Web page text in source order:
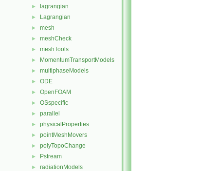
► lagrangian
► Lagrangian
► mesh
► meshCheck
► meshTools
► MomentumTransportModels
► multiphaseModels
► ODE
► OpenFOAM
► OSspecific
► parallel
► physicalProperties
► pointMeshMovers
► polyTopoChange
► Pstream
► radiationModels